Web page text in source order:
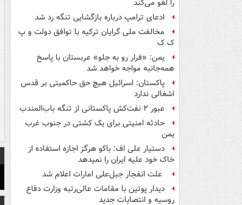
را لغو می‌کند
ادعای ترامپ درباره بازگشایی تنگه رد شد
مخالفت ملی گرایان ترکیه با توافق دولت و پ
ک ک
یمن: «فرار رو به جلو» عربستان با پاسخ
همه‌جانبه‌ مواجه خواهد شد
پاکستان: اسرائیل هیچ حق حاکمیتی بر قدس
اشغالی ندارد
عبور ۲ نفت‌کش پاکستانی از تنگه باب‌المندب
حادثه امنیتی برای یک کشتی در جنوب غرب
یمن
دستیار علی اف: باکو هرگز اجازه استفاده از
خاک خود علیه ایران را نمیدهد
علت انفجار جبل‌علی امارات اعلام شد
دیدار پوتین با مقامات عالی‌رتبه وزارت دفاع
روسیه و انتصابات جدید